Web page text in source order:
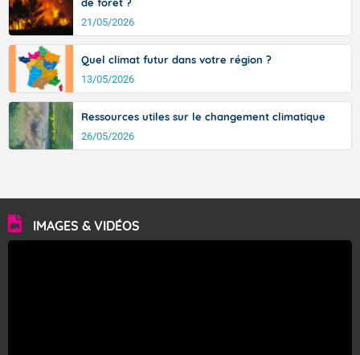
21/05/2026
Quel climat futur dans votre région ?
13/05/2026
Ressources utiles sur le changement climatique
26/05/2026
IMAGES & VIDÉOS